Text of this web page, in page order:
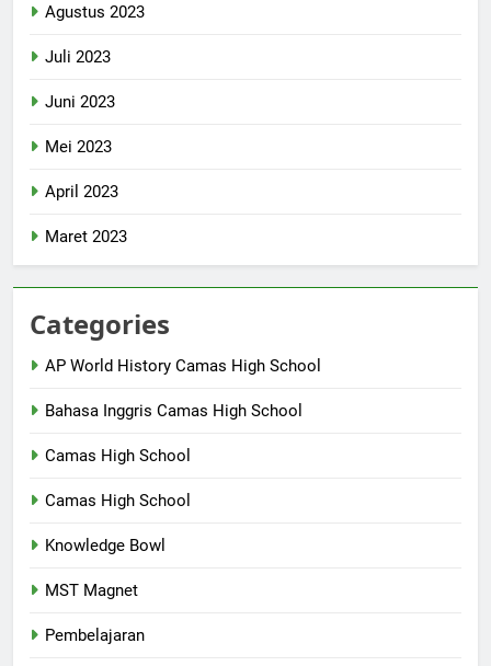
Agustus 2023
Juli 2023
Juni 2023
Mei 2023
April 2023
Maret 2023
Categories
AP World History Camas High School
Bahasa Inggris Camas High School
Camas High School
Camas High School
Knowledge Bowl
MST Magnet
Pembelajaran